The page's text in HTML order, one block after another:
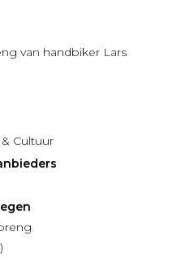
van handbiker Lars
Cultuur